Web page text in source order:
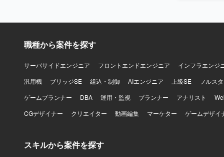
す。AIコー
ル（
職種から案件を探す
サーバサイドエンジニア フロントエンドエンジニア
インフラエンジ
汎用機
ブリッジSE 組込・制御 AIエンジニア 上級SE
フルス
ゲームプランナー
DBA 運用・監視 プランナー アナリスト
CGデザイナー
クリエイター 動画編集 マーケター ゲームデザイ
スキルから案件を探す